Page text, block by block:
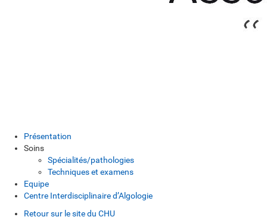
Présentation
Soins
Spécialités/pathologies
Techniques et examens
Equipe
Centre Interdisciplinaire d’Algologie
Retour sur le site du CHU